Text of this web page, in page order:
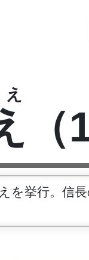
を挙行。信